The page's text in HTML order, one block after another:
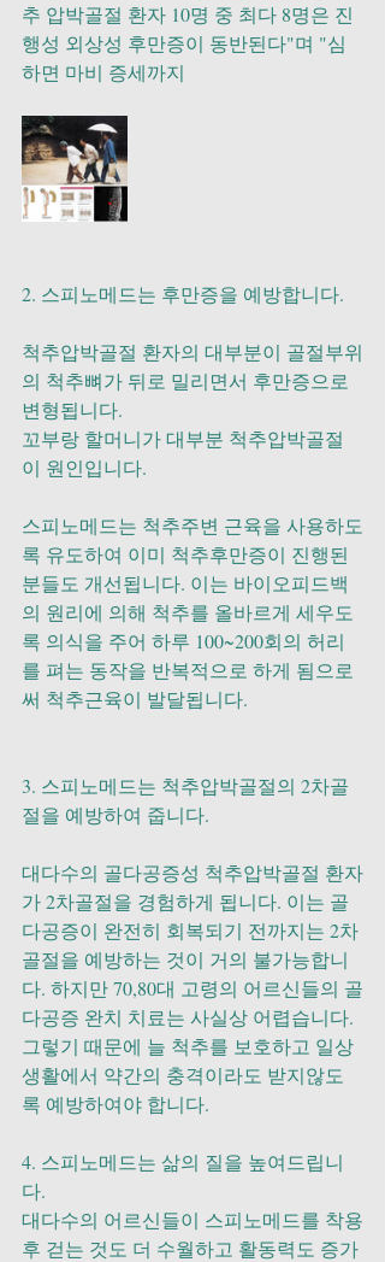
추 압박골절 환자 10명 중 최다 8명은 진
행성 외상성 후만증이 동반된다"며 "심
하면 마비 증세까지
2. 스피노메드는 후만증을 예방합니다.
척추압박골절 환자의 대부분이 골절부위
의 척추뼈가 뒤로 밀리면서 후만증으로
변형됩니다.
꼬부랑 할머니가 대부분 척추압박골절
이 원인입니다.
스피노메드는 척추주변 근육을 사용하도
록 유도하여 이미 척추후만증이 진행된
분들도 개선됩니다. 이는 바이오피드백
의 원리에 의해 척추를 올바르게 세우도
록 의식을 주어 하루 100~200회의 허리
를 펴는 동작을 반복적으로 하게 됨으로
써 척추근육이 발달됩니다.
3. 스피노메드는 척추압박골절의 2차골
절을 예방하여 줍니다.
대다수의 골다공증성 척추압박골절 환자
가 2차골절을 경험하게 됩니다. 이는 골
다공증이 완전히 회복되기 전까지는 2차
골절을 예방하는 것이 거의 불가능합니
다. 하지만 70,80대 고령의 어르신들의 골
다공증 완치 치료는 사실상 어렵습니다.
그렇기 때문에 늘 척추를 보호하고 일상
생활에서 약간의 충격이라도 받지않도
록 예방하여야 합니다.
4. 스피노메드는 삶의 질을 높여드립니
다.
대다수의 어르신들이 스피노메드를 착용
후 걷는 것도 더 수월하고 활동력도 증가